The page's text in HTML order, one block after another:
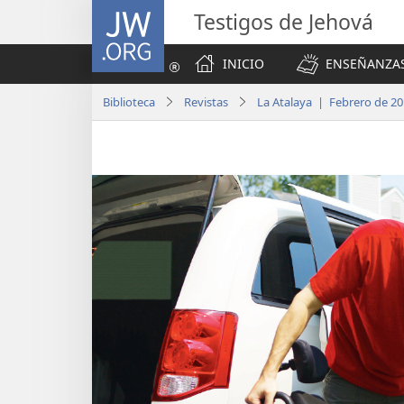
JW.ORG Testigos de Jehová
INICIO
Biblioteca Revistas La Atalaya | Febrero de